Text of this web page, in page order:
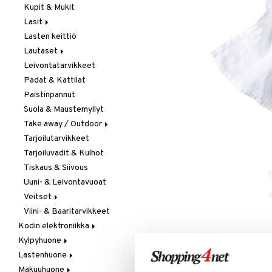
LISÄÄ TOIVELISTALLE
Kahvi, Tee & Espresso
Leivänpaahtimet
Mixerit &
Sähkövatkaimet
Muut koneet
Vedenkeittimet
Kupit & Mukit
Lasit
Juoma- & Cocktailasit
Juomalasit
Olutlasit
Shamppanjalasit
Snapsi- & Aveclasit
Viinilasit
Whiskey- & Konjakkilasit
Lasten keittiö
Lautaset
Asetit
Ruokalautaset
Syvät lautaset
Leivontatarvikkeet
Padat & Kattilat
Paistinpannut
Suola & Maustemyllyt
Take away / Outdoor
Eväslaatikot
Pullot
Termoskannut
Termosmukit
Tarjoilutarvikkeet
Tarjoiluvadit & Kulhot
Tiskaus & Siivous
Uuni- & Leivontavuoat
Veitset
Erityisveitset
Keittiöveitset
Kuorinta- &
Vihannesveitset
Leikkuulaudat
Viini- & Baaritarvikkeet
Kodin elektroniikka
Ääni
Kylpyhuone
Kylpyhuoneen sisustus
Kylpyhuoneen tarvikkeita
Lastenhuone
Kylpyhuoneen koristelu
Makuuhuone